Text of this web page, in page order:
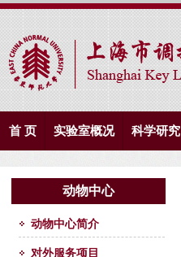
首 页 实验室概况 科学研究
动物中心
动物中心简介
对外服务项目